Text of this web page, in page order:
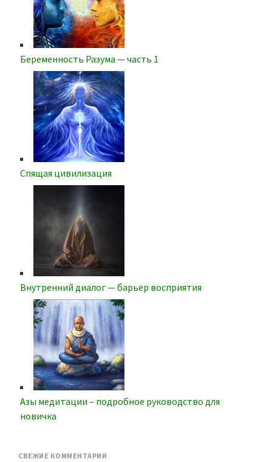
Беременность Разума — часть 1
Спящая цивилизация
Внутренний диалог — барьер восприятия
Азы медитации – подробное руководство для
новичка
СВЕЖИЕ КОММЕНТАРИИ